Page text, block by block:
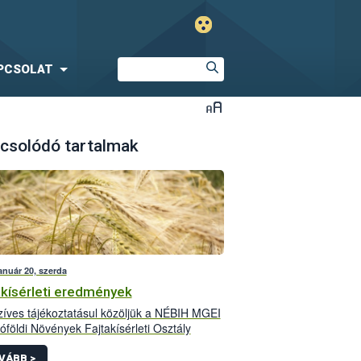
tartalmak
20, szerda
eredmények
tájékoztatásul közöljük a NÉBIH MGEI
Növények Fajtakísérleti Osztály
eredményeit. Felhívjuk figyelmüket, hogy
>